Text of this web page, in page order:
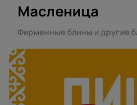
Масленица
Фирменные блины и другие